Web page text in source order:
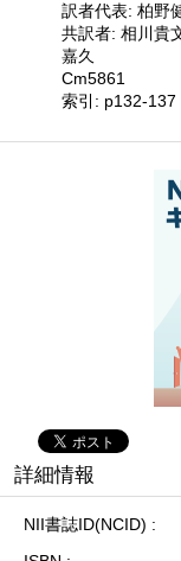
訳者代表: 柏野
共訳者: 相川貴
嘉久
Cm5861
索引: p132-137
詳細情報
NII書誌ID(NCID)